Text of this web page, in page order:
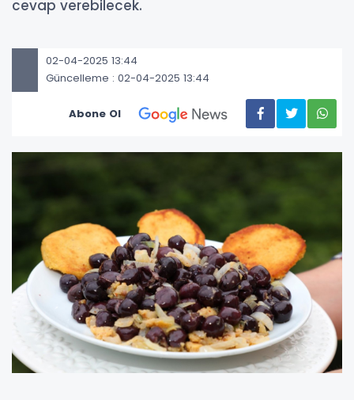
cevap verebilecek.
02-04-2025 13:44
Güncelleme : 02-04-2025 13:44
Abone Ol